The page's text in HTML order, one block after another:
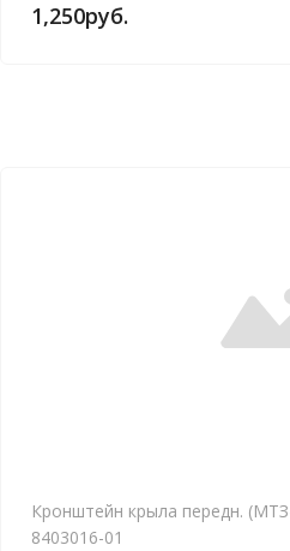
1,250руб.
Кронштейн крыла передн.
8403016-01